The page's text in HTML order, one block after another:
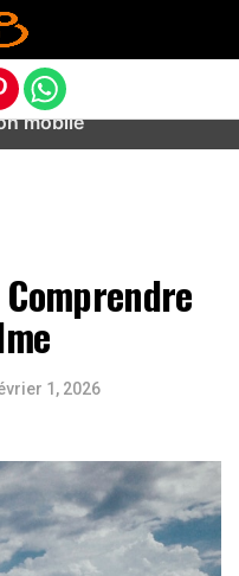
'/' in
class-bots.php
1, 2026
mobile